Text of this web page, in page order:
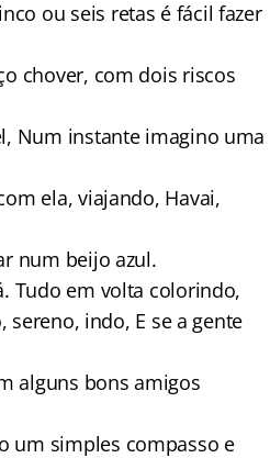
ou seis retas é fácil fazer
chover, com dois riscos
Num instante imagino uma
ela, viajando, Havai,
num beijo azul.
Tudo em volta colorindo,
indo, E se a gente
alguns bons amigos
um simples compasso e